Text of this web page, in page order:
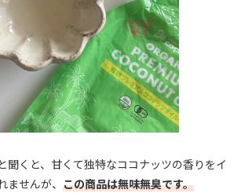
聞くと、甘くて独特なココナッツの香りをイ
せんが、 この商品は無味無臭です。